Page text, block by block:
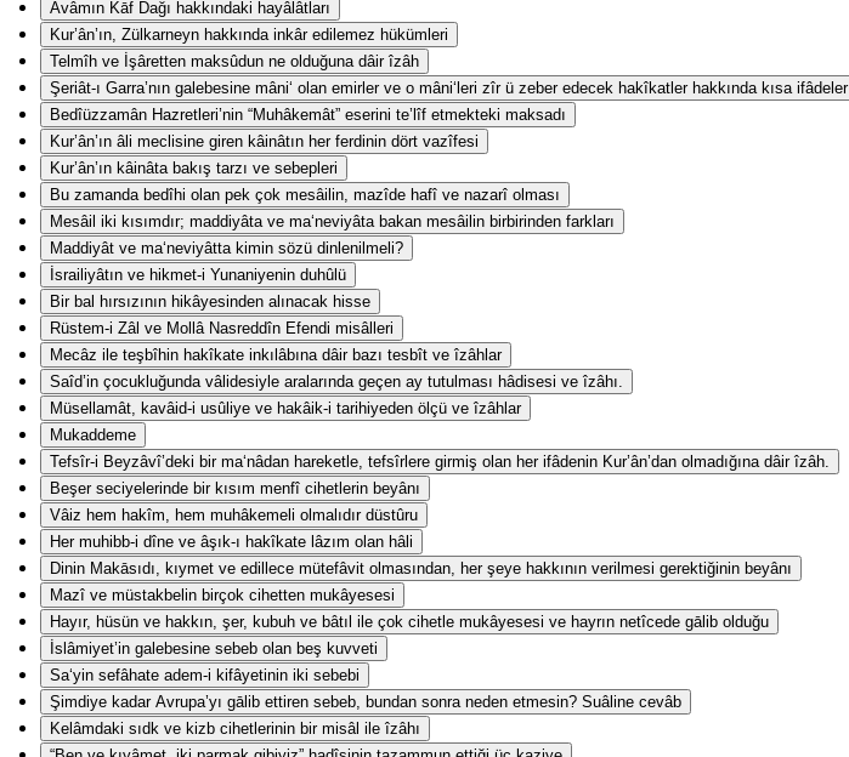
Avâmın Kāf Dağı hakkındaki hayâlâtları
Kur’ân’ın, Zülkarneyn hakkında inkâr edilemez hükümleri
Telmîh ve İşâretten maksûdun ne olduğuna dâir îzâh
Şeriât-ı Garra’nın galebesine mâni‘ olan emirler ve o mâni‘leri zîr ü zeber edecek hakîkatler hakkında kısa ifâdeler
Bedîüzzamân Hazretleri’nin “Muhâkemât” eserini te’lîf etmekteki maksadı
Kur’ân’ın âli meclisine giren kâinâtın her ferdinin dört vazîfesi
Kur’ân’ın kâinâta bakış tarzı ve sebepleri
Bu zamanda bedîhi olan pek çok mesâilin, mazîde hafî ve nazarî olması
Mesâil iki kısımdır; maddiyâta ve ma‘neviyâta bakan mesâilin birbirinden farkları
Maddiyât ve ma‘neviyâtta kimin sözü dinlenilmeli?
İsrailiyâtın ve hikmet-i Yunaniyenin duhûlü
Bir bal hırsızının hikâyesinden alınacak hisse
Rüstem-i Zâl ve Mollâ Nasreddîn Efendi misâlleri
Mecâz ile teşbîhin hakîkate inkılâbına dâir bazı tesbît ve îzâhlar
Saîd’in çocukluğunda vâlidesiyle aralarında geçen ay tutulması hâdisesi ve îzâhı.
Müsellamât, kavâid-i usûliye ve hakâik-i tarihiyeden ölçü ve îzâhlar
Mukaddeme
Tefsîr-i Beyzâvî’deki bir ma‘nâdan hareketle, tefsîrlere girmiş olan her ifâdenin Kur’ân’dan olmadığına dâir îzâh.
Beşer seciyelerinde bir kısım menfî cihetlerin beyânı
Vâiz hem hakîm, hem muhâkemeli olmalıdır düstûru
Her muhibb-i dîne ve âşık-ı hakîkate lâzım olan hâli
Dinin Makāsıdı, kıymet ve edillece mütefâvit olmasından, her şeye hakkının verilmesi gerektiğinin beyânı
Mazî ve müstakbelin birçok cihetten mukâyesesi
Hayır, hüsün ve hakkın, şer, kubuh ve bâtıl ile çok cihetle mukâyesesi ve hayrın netîcede gālib olduğu
İslâmiyet’in galebesine sebeb olan beş kuvveti
Sa‘yin sefâhate adem-i kifâyetinin iki sebebi
Şimdiye kadar Avrupa’yı gālib ettiren sebeb, bundan sonra neden etmesin? Suâline cevâb
Kelâmdaki sıdk ve kizb cihetlerinin bir misâl ile îzâhı